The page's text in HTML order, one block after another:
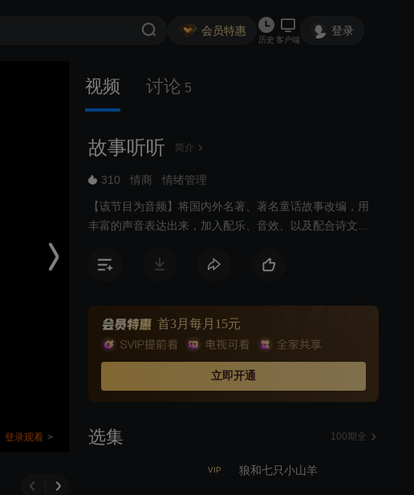
会员特惠
历史 客户端
登录
登录观看 >
视频 讨论 5
故事听听 简介
310 情商 情绪管理
【该节目为音频】将国内外名著、著名童话故事改编，用
丰富的声音表达出来，加入配乐、音效、以及配合诗文戏
乐”、“语言”、戏剧”等艺术形式与一体。传播与分享世界优
术的鉴赏力。 首3月每月15元
立即开通
选集 100期全
VIP 狼和七只小山羊